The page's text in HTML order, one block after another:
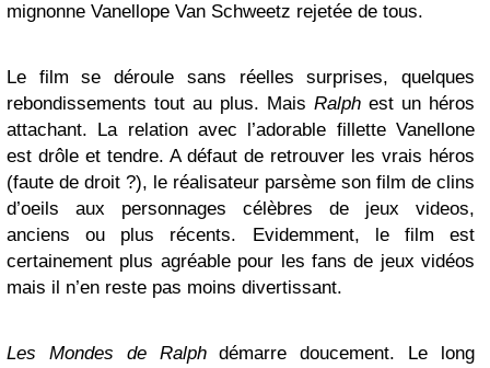
mignonne Vanellope Van Schweetz rejetée de tous.
Le film se déroule sans réelles surprises, quelques
rebondissements tout au plus. Mais Ralph est un héros
attachant. La relation avec l’adorable fillette Vanellone
est drôle et tendre. A défaut de retrouver les vrais héros
(faute de droit ?), le réalisateur parsème son film de clins
d’oeils aux personnages célèbres de jeux videos,
anciens ou plus récents. Evidemment, le film est
certainement plus agréable pour les fans de jeux vidéos
mais il n’en reste pas moins divertissant.
Les Mondes de Ralphdémarre doucement. Le long